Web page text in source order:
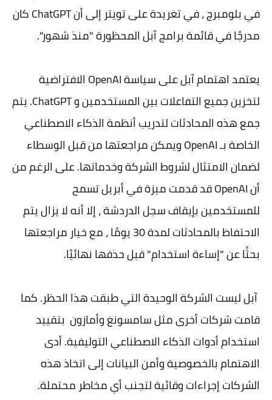
في بلومبرج ، في تغريدة على تويتر إلى أن ChatGPT كان
مدرجًا في قائمة برامج آبل المحظورة "منذ شهور".
يعتمد اهتمام آبل على سياسة OpenAI الافتراضية
لتخزين جميع التفاعلات بين المستخدمين و ChatGPT. يتم
جمع هذه المحادثات لتدريب أنظمة الذكاء الاصطناعي
الخاصة بـ OpenAI ويمكن مراجعتها من قبل الوسطاء
لضمان الامتثال لشروط الشركة وخدماتها. على الرغم من
أن OpenAI قد قدمت ميزة في أبريل تسمح
للمستخدمين بإيقاف سجل الدردشة ، إلا أنه لا يزال يتم
الاحتفاظ بالمحادثات لمدة 30 يومًا ، مع خيار مراجعتها
بحثًا عن "إساءة استخدام" قبل حذفها نهائيًا.
آبل ليست الشركة الوحيدة التي طبقت هذا الحظر. كما
قامت شركات أخرى مثل سامسونغ وأمازون بتقييد
استخدام أدوات الذكاء الاصطناعي التوليفية. أدى
الاهتمام بالخصوصية وأمن البيانات إلى اتخاذ هذه
الشركات إجراءات وقائية لتجنب أي مخاطر محتملة.